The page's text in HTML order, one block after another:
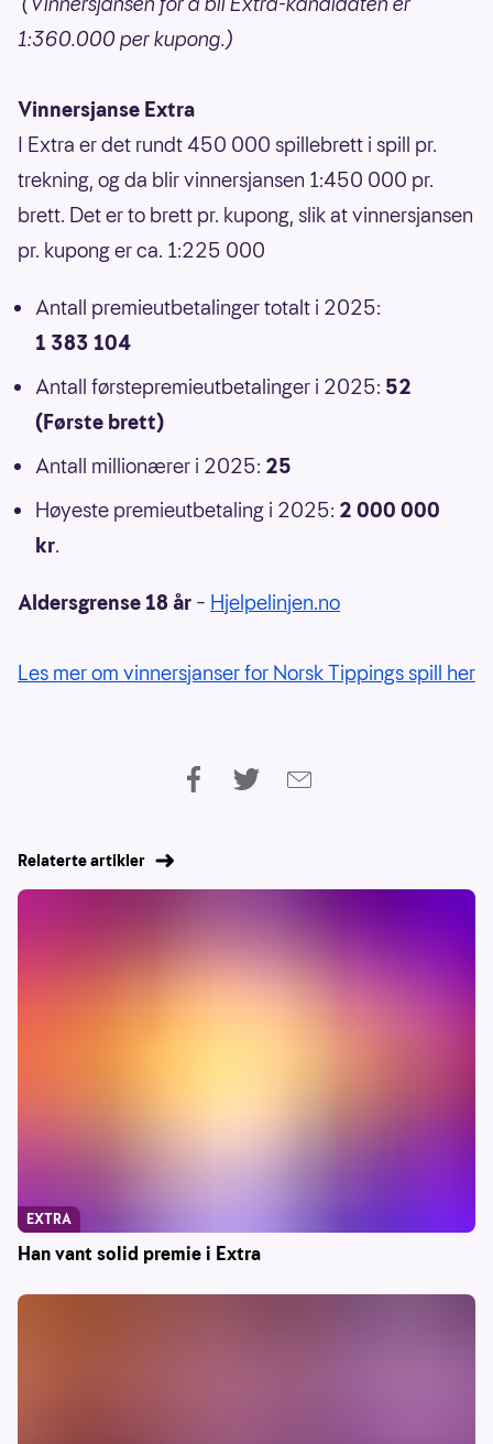
1:360.000 per kupong.)
Vinnersjanse Extra
I Extra er det rundt 450 000 spillebrett i spill pr.
trekning, og da blir vinnersjansen 1:450 000 pr.
brett. Det er to brett pr. kupong, slik at vinnersjansen
pr. kupong er ca. 1:225 000
Antall premieutbetalinger totalt i 2025:
1 383 104
Antall førstepremieutbetalinger i 2025: 52
(Første brett)
Antall millionærer i 2025: 25
Høyeste premieutbetaling i 2025: 2 000 000
kr.
Aldersgrense 18 år – Hjelpelinjen.no
Les mer om vinnersjanser for Norsk Tippings spill her
Relaterte artikler
Han vant solid premie i Extra
EXTRA